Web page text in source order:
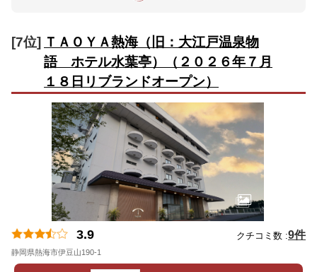
[7位] ＴＡＯＹＡ熱海（旧：大江戸温泉物
語 ホテル水葉亭）（２０２６年７月
１８日リブランドオープン）
3.9 クチコミ数 :9件
静岡県熱海市伊豆山190-1